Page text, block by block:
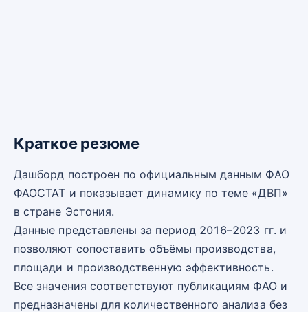
Краткое резюме
Дашборд построен по официальным данным ФАО
ФАОСТАТ и показывает динамику по теме «ДВП»
в стране Эстония.
Данные представлены за период 2016–2023 гг. и
позволяют сопоставить объёмы производства,
площади и производственную эффективность.
Все значения соответствуют публикациям ФАО и
предназначены для количественного анализа без